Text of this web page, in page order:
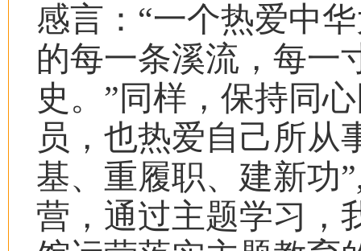
感言：“一个热爱中
的每一条溪流，每一
史。”同样，保持同
员，也热爱自己所从
基、重履职、建新功
营，通过主题学习，